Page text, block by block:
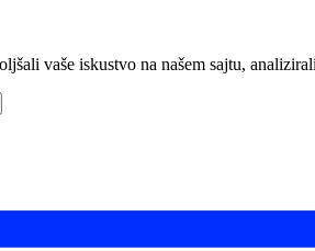
vaše iskustvo na našem sajtu,